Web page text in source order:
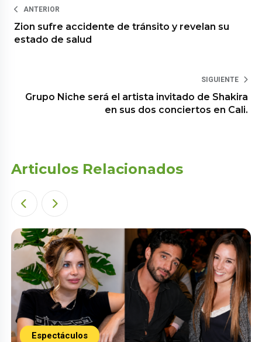
ANTERIOR
Zion sufre accidente de tránsito y revelan su
estado de salud
SIGUIENTE
Grupo Niche será el artista invitado de Shakira
en sus dos conciertos en Cali.
Articulos Relacionados
Espectáculos